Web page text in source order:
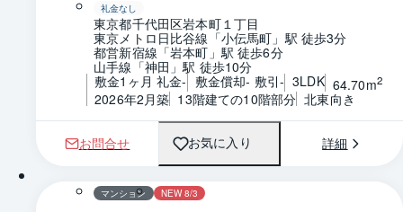
礼金なし
東京都千代田区岩本町１丁目
東京メトロ日比谷線「小伝馬町」駅 徒歩3分
都営新宿線「岩本町」駅 徒歩6分
山手線「神田」駅 徒歩10分
敷金1ヶ月 礼金- 敷金償却- 敷引- 3LDK 64.70m2
2026年2月築 13階建ての10階部分 北東向き
お問合せ お気に入り 詳細
1 / 0 間取り
マンション NEW 8/3